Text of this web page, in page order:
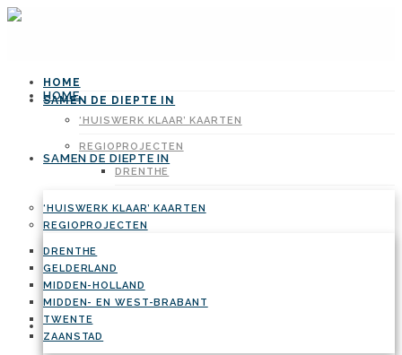
HOME
SAMEN DE DIEPTE IN
‘HUISWERK KLAAR’ KAARTEN
REGIOPROJECTEN
DRENTHE
GELDERLAND
MIDDEN-HOLLAND
MIDDEN- EN WEST-BRABANT
TWENTE
ZAANSTAD
HOME
SAMEN DE DIEPTE IN
‘HUISWERK KLAAR’ KAARTEN
REGIOPROJECTEN
DRENTHE
MIDDEN-HOLLAND
TWENTE
ZAANSTAD
BODEMBEHEER VAN DE TOEKOMST